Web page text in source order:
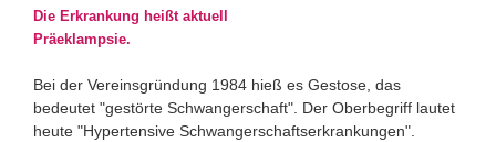
Die Erkrankung heißt aktuell
Präeklampsie.
Bei der Vereinsgründung 1984 hieß es Gestose, das
bedeutet "gestörte Schwangerschaft". Der Oberbegriff lautet
heute "Hypertensive Schwangerschaftserkrankungen".